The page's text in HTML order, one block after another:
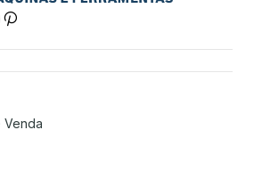
Venda